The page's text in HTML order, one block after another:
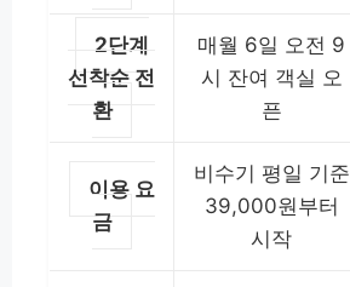
2단계
선착순 전
환
매월 6일 오전 9
시 잔여 객실 오
픈
이용 요
금
비수기 평일 기준
39,000원부터
시작